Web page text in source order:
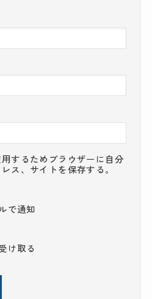
するためブラウザーに自分
ス、サイトを保存する。
で通知
け取る